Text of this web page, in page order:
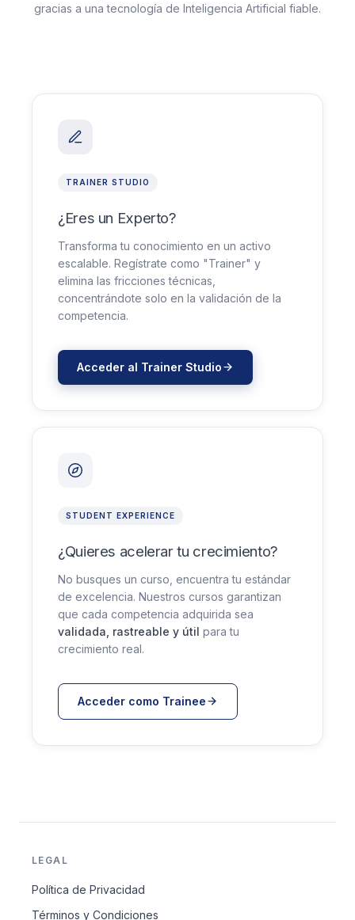
gracias a una tecnología de Inteligencia Artificial fiable.
TRAINER STUDIO
¿Eres un Experto?
Transforma tu conocimiento en un activo
escalable. Regístrate como "Trainer" y
elimina las fricciones técnicas,
concentrándote solo en la validación de la
competencia.
Acceder al Trainer Studio
STUDENT EXPERIENCE
¿Quieres acelerar tu crecimiento?
No busques un curso, encuentra tu estándar
de excelencia. Nuestros cursos garantizan
que cada competencia adquirida sea
validada, rastreable y útil para tu
crecimiento real.
Acceder como Trainee
LEGAL
Política de Privacidad
Términos y Condiciones